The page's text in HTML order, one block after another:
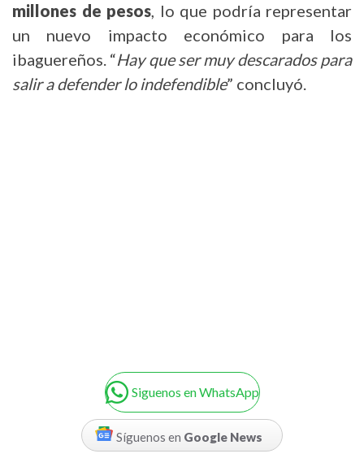
millones de pesos, lo que podría representar
un nuevo impacto económico para los
ibaguereños. “Hay que ser muy descarados para
salir a defender lo indefendible” concluyó.
Siguenos en WhatsApp
Síguenos en Google News